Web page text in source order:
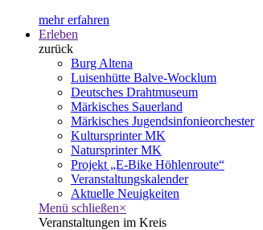
mehr erfahren
Erleben
zurück
Burg Altena
Luisenhütte Balve-Wocklum
Deutsches Drahtmuseum
Märkisches Sauerland
Märkisches Jugendsinfonieorchester
Kultursprinter MK
Natursprinter MK
Projekt „E-Bike Höhlenroute“
Veranstaltungskalender
Aktuelle Neuigkeiten
Menü schließen×
Veranstaltungen im Kreis